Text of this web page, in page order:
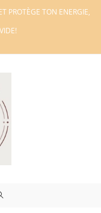
PROTÈGE TON ENERGIE,